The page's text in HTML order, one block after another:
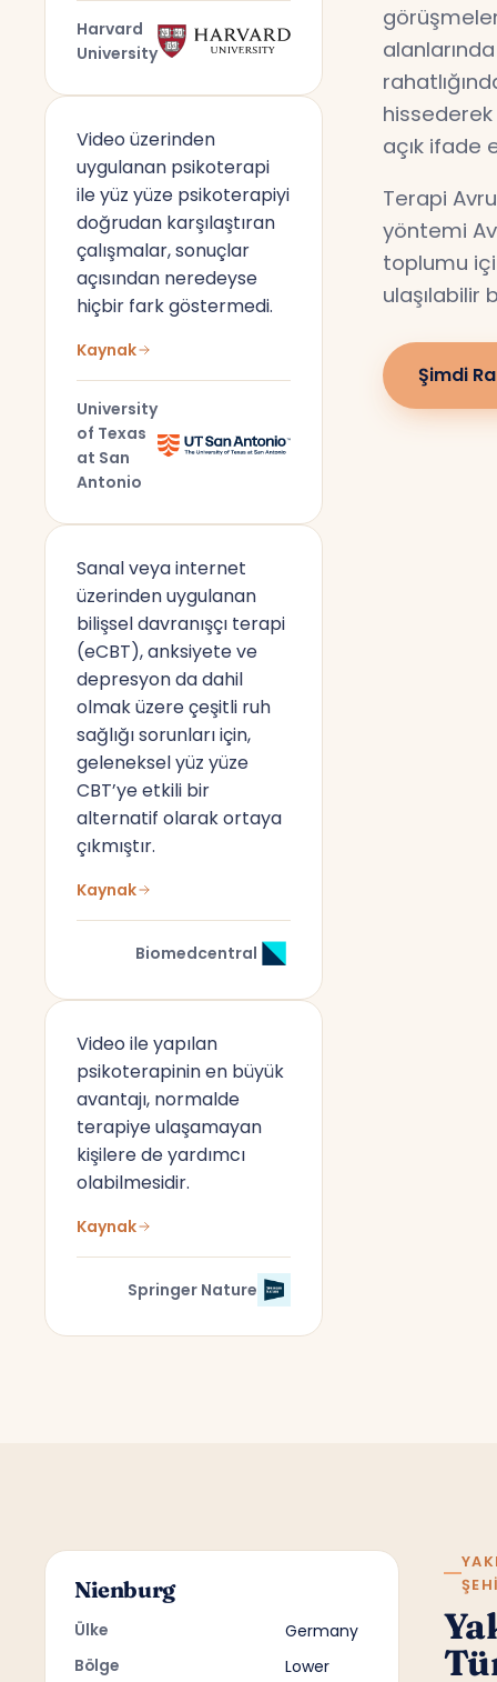
Harvard
University
Video üzerinden
uygulanan psikoterapi
ile yüz yüze psikoterapiyi
doğrudan karşılaştıran
çalışmalar, sonuçlar
açısından neredeyse
hiçbir fark göstermedi.
Kaynak
University
of Texas
at San
Antonio
Sanal veya internet
üzerinden uygulanan
bilişsel davranışçı terapi
(eCBT), anksiyete ve
depresyon da dahil
olmak üzere çeşitli ruh
sağlığı sorunları için,
geleneksel yüz yüze
CBT’ye etkili bir
alternatif olarak ortaya
çıkmıştır.
Kaynak
Biomedcentral
Video ile yapılan
psikoterapinin en büyük
avantajı, normalde
terapiye ulaşamayan
kişilere de yardımcı
olabilmesidir.
Kaynak
Springer Nature
açık ifade
Terapi
yöntemi
toplumu
ulaşılabilir
Şimdi
Nienburg
Ülke Germany
Bölge
Lower